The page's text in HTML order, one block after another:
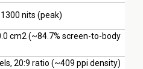
1300 nits (peak)
cm2 (~84.7% screen-to-body
20:9 ratio (~409 ppi density)